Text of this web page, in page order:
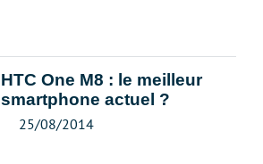
HTC One M8 : le meilleur
smartphone actuel ?
25/08/2014